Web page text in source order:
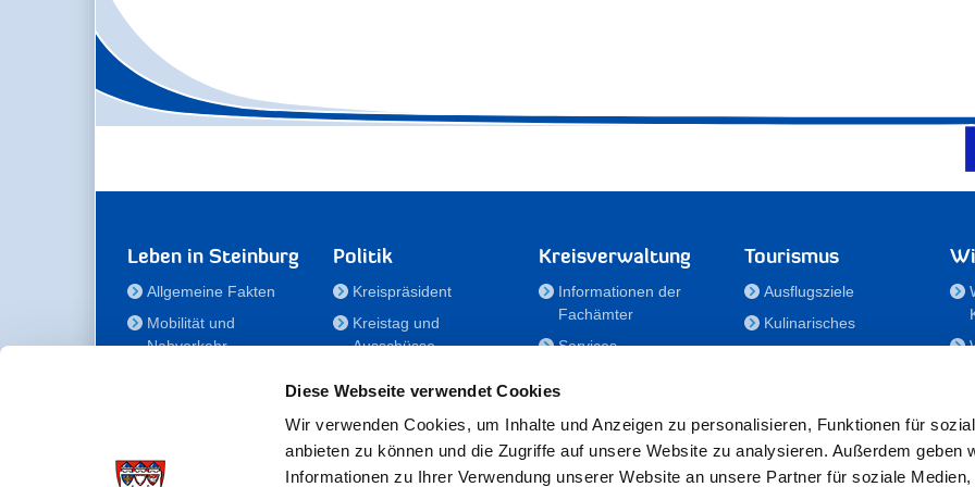
Diese Webseite verwendet Cookies
Wir verwenden Cookies, um Inhalte und Anzeigen zu personalisieren, Funktionen für
anbieten zu können und die Zugriffe auf unsere Website zu analysieren. Außerdem geben
Informationen zu Ihrer Verwendung unserer Website an unsere Partner für soziale Medien,
Leben in Steinburg
Allgemeine Fakten
Mobilität und
Nahverkehr
Gesundheit
Politik
Kreispräsident
Kreistag und
Ausschüsse
für Menschen mit
Behinderung
Der
Kreisseniorenbeirat
Kreisverwaltung
Informationen der
Fachämter
Services
Nachwuchskräfte
Notdienste
Tourismus
Ausflugsziele
Kulinarisches
Veranstaltungen